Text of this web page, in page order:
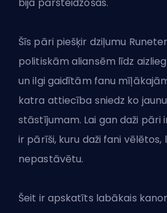
Šīs pāri piešķir dziļumu
politiskām aliansēm līdz
un ilgi gaidītām fanu
katra attiecība sniedz ko
stāstījumam. Lai gan daži pāri
ir pārīši, kuru daži fani vēlētos,
nepastāvētu.
Šeit ir apskatīts labākais